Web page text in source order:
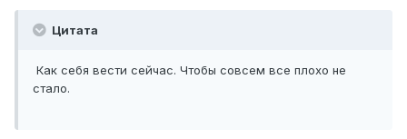
Цитата
Как себя вести сейчас. Чтобы совсем все плохо не
стало.